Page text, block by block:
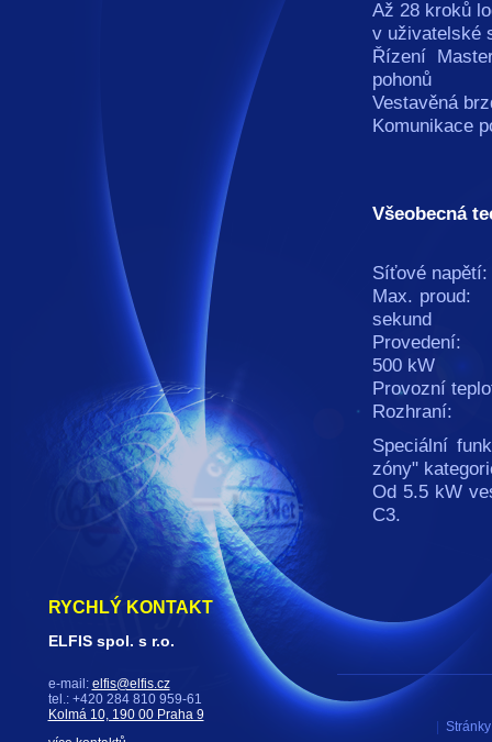
Až 28 kroků
v uživatelské
Řízení
pohonů
Vestavěná
Komunikace
Všeobecná
Síťové
Max. proud:
sekund
Provedení:
500 kW
Provozní
Rozhraní:
Speciální
zóny"
Od 5.5 kW
C3.
RYCHLÝ KONTAKT
ELFIS spol. s r.o.
e-mail: elfis@elfis.cz
tel.: +420 284 810 959-61
Kolmá 10, 190 00 Praha 9